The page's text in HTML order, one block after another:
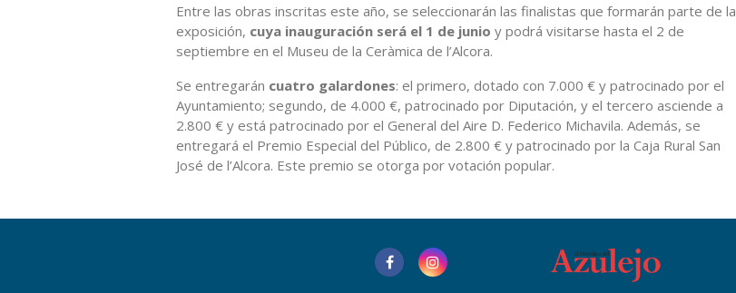
Entre las obras inscritas este año, se seleccionarán las finalistas que formarán parte de la
exposición, cuya inauguración será el 1 de junio y podrá visitarse hasta el 2 de
septiembre en el Museu de la Ceràmica de l’Alcora.
Se entregarán cuatro galardones: el primero, dotado con 7.000 € y patrocinado por el
Ayuntamiento; segundo, de 4.000 €, patrocinado por Diputación, y el tercero asciende a
2.800 € y está patrocinado por el General del Aire D. Federico Michavila. Además, se
entregará el Premio Especial del Público, de 2.800 € y patrocinado por la Caja Rural San
José de l’Alcora. Este premio se otorga por votación popular.